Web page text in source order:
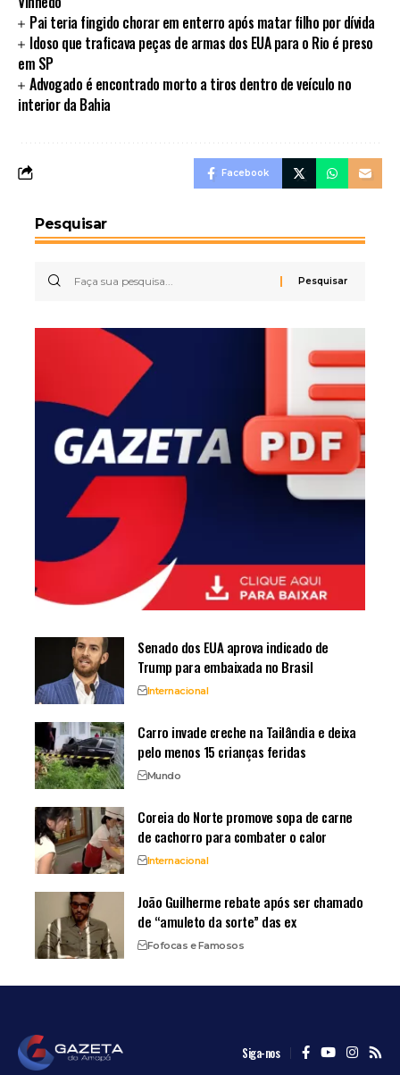
Pai teria fingido chorar em enterro após matar filho por dívida
Idoso que traficava peças de armas dos EUA para o Rio é preso
em SP
Advogado é encontrado morto a tiros dentro de veículo no
interior da Bahia
Facebook
Pesquisar
Senado dos EUA aprova indicado de
Trump para embaixada no Brasil
Internacional
Carro invade creche na Tailândia e deixa
pelo menos 15 crianças feridas
Mundo
Coreia do Norte promove sopa de carne
de cachorro para combater o calor
Internacional
João Guilherme rebate após ser chamado
de “amuleto da sorte” das ex
Fofocas e Famosos
Siga-nos